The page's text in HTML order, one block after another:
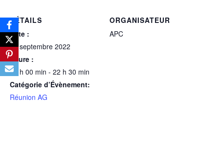
DÉTAILS
Date :
16 septembre 2022
Heure :
20 h 00 min - 22 h 30 min
Catégorie d’Évènement:
Réunion AG
ORGANISATEUR
APC